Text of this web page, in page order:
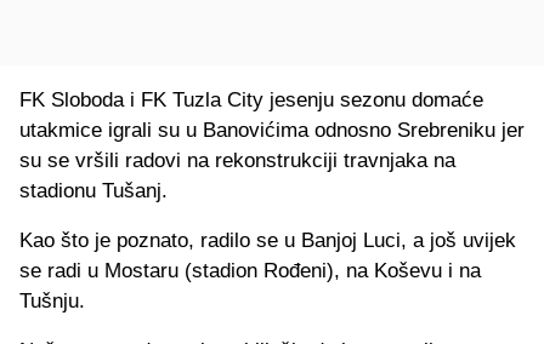
FK Sloboda i FK Tuzla City jesenju sezonu domaće
utakmice igrali su u Banovićima odnosno Srebreniku jer
su se vršili radovi na rekonstrukciji travnjaka na
stadionu Tušanj.
Kao što je poznato, radilo se u Banjoj Luci, a još uvijek
se radi u Mostaru (stadion Rođeni), na Koševu i na
Tušnju.